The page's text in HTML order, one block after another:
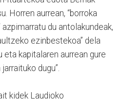
Horren aurrean, “borroka
du antolakundeak,
ezinbestekoa” dela
eta kapitalaren aurrean gure
dugu”.
kidek Laudioko